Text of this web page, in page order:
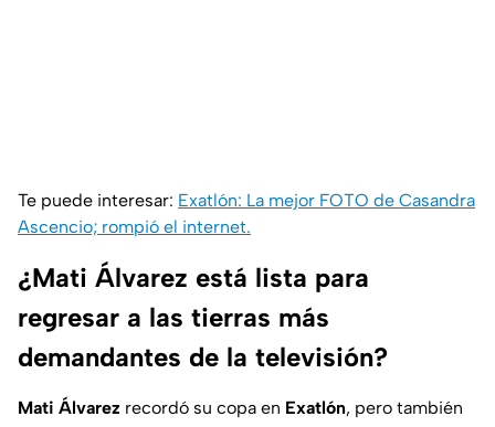
Te puede interesar: Exatlón: La mejor FOTO de Casandra
Ascencio; rompió el internet.
¿Mati Álvarez está lista para
regresar a las tierras más
demandantes de la televisión?
Mati Álvarez recordó su copa en Exatlón, pero también